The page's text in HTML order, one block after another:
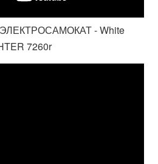
- White
7260r